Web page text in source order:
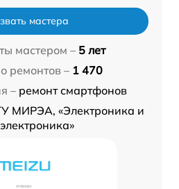
мастера
мастером – 5 лет
ремонтов – 1 470
– ремонт смартфонов
МИРЭА, «Электроника и